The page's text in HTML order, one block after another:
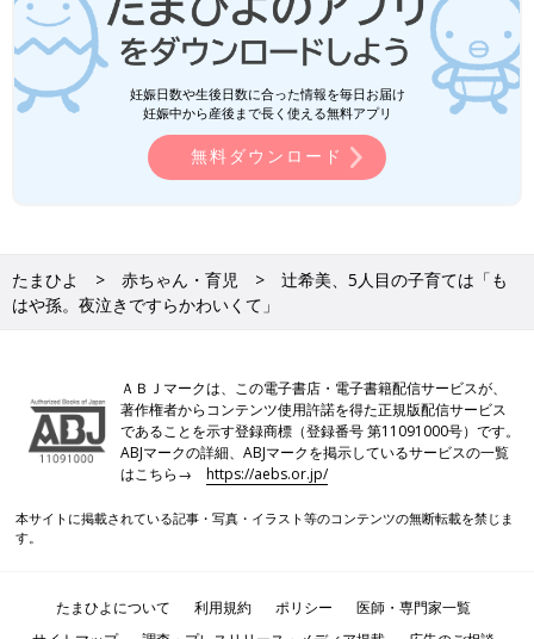
妊娠日数や生後日数に合った情報を毎日お届け
妊娠中から産後まで長く使える無料アプリ
無料ダウンロード
たまひよ 赤ちゃん・育児
辻希美、5人目の子育ては「も
はや孫。夜泣きですらかわいくて」
ＡＢＪマークは、この電子書店・電子書籍配信サービスが、
著作権者からコンテンツ使用許諾を得た正規版配信サービス
であることを示す登録商標（登録番号 第11091000号）です。
ABJマークの詳細、ABJマークを掲示しているサービスの一覧
はこちら→https://aebs.or.jp/
本サイトに掲載されている記事・写真・イラスト等のコンテンツの無断転載を禁じま
す。
たまひよについて 利用規約 ポリシー
医師・専門家一覧